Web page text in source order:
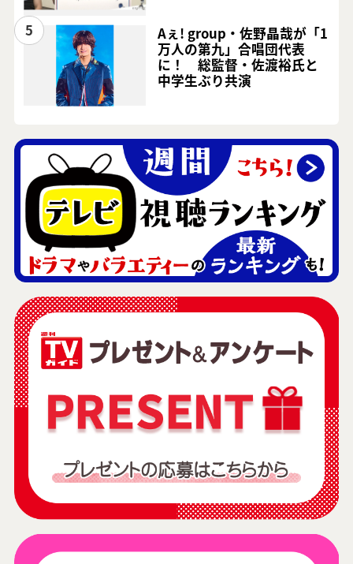
5
Aぇ! group・佐野晶哉が「1
万人の第九」合唱団代表
に！ 総監督・佐渡裕氏と
中学生ぶり共演